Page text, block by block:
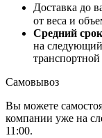
Доставка до
от веса и
Средний
на следующий
Самовывоз
Вы можете
компании уже на
11:00.